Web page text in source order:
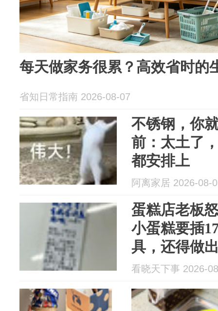
每天做家务很累？高效省时的
省知日常指南 2026-08-07
不锈钢，你
前：太土了
都安排上
阿离家居 2026-08-
蛋糕店老板
小蛋糕要插
具，还得做
看晓天下事 2026-